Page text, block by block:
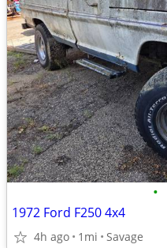
•
1972 Ford F250 4x4
4h ago 1mi Savage